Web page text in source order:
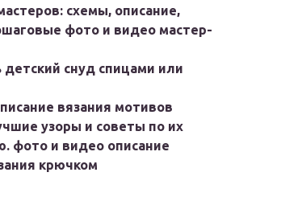
схемы, описание,
фото и видео мастер-
детский снуд спицами или
вязания мотивов
узоры и советы по их
фото и видео описание
крючком